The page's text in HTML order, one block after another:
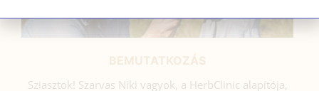
Sziasztok! Szarvas Niki vagyok, a HerbClinic alapítója,